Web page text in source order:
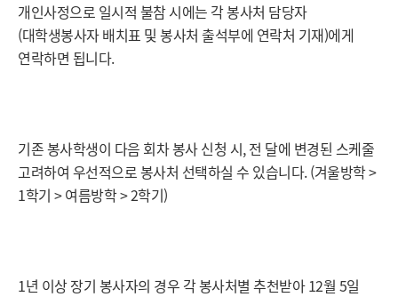
개인사정으로 일시적 불참 시에는 각 봉사처 담당자
(대학생봉사자 배치표 및 봉사처 출석부에 연락처 기재)에게
연락하면 됩니다.
기존 봉사학생이 다음 회차 봉사 신청 시, 전 달에 변경된 스케줄
고려하여 우선적으로 봉사처 선택하실 수 있습니다. (겨울방학 >
1학기 > 여름방학 > 2학기)
1년 이상 장기 봉사자의 경우 각 봉사처별 추천받아 12월 5일